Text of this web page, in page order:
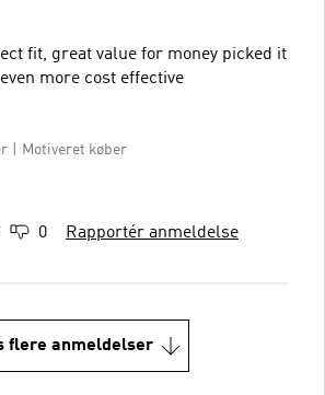
fit, great value for money picked it
more cost effective
Motiveret køber
0 Rapportér anmeldelse
flere anmeldelser